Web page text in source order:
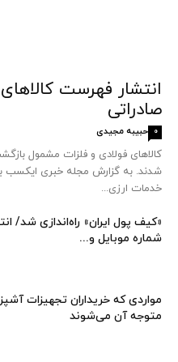
انتشار فهرست
صادراتی
حبیبه مجیدی 0
شدند. به گزارش مجله خبری ایکسب
خدمات ارزی...
«کیف پول ایران» راه‌اندازی شد/
شماره موبایل و...
مواردی که خریداران تجهیزات
متوجه آن می‌شوند